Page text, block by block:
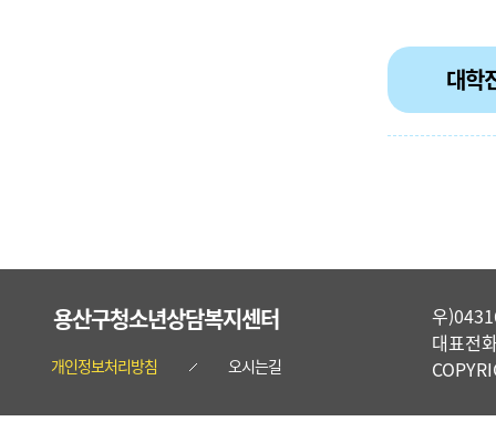
대학
용산구청소년상담복지센터
개인정보처리방침 오시는길
우
대표전